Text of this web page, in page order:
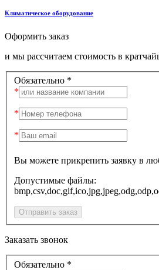
Климатическое оборудование
Оформить заказ
и мы рассчитаем стоимость в
Обязательно *
Вы можете прикрепить заявку в
Допустимые файлы:
Заказать звонок
Обязательно *